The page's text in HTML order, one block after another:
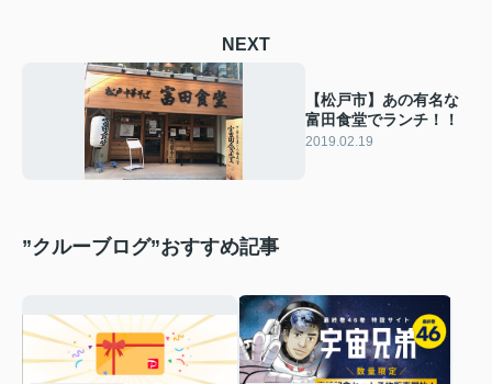
NEXT
【松戸市】あの有名な
富田食堂でランチ！！
2019.02.19
”クルーブログ”おすすめ記事